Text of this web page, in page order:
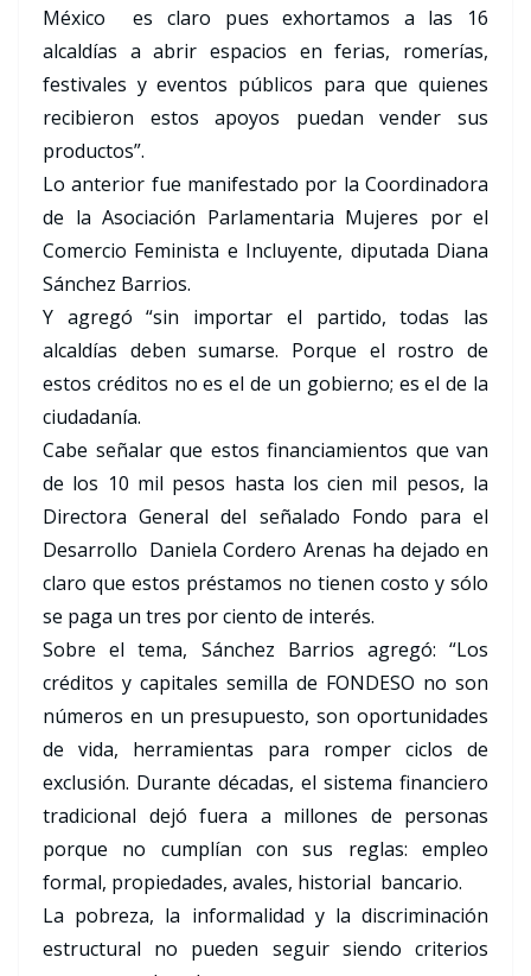
México es claro pues exhortamos a las 16
alcaldías a abrir espacios en ferias, romerías,
festivales y eventos públicos para que quienes
recibieron estos apoyos puedan vender sus
productos”.
Lo anterior fue manifestado por la Coordinadora
de la Asociación Parlamentaria Mujeres por el
Comercio Feminista e Incluyente, diputada Diana
Sánchez Barrios.
Y agregó “sin importar el partido, todas las
alcaldías deben sumarse. Porque el rostro de
estos créditos no es el de un gobierno; es el de la
ciudadanía.
Cabe señalar que estos financiamientos que van
de los 10 mil pesos hasta los cien mil pesos, la
Directora General del señalado Fondo para el
Desarrollo Daniela Cordero Arenas ha dejado en
claro que estos préstamos no tienen costo y sólo
se paga un tres por ciento de interés.
Sobre el tema, Sánchez Barrios agregó: “Los
créditos y capitales semilla de FONDESO no son
números en un presupuesto, son oportunidades
de vida, herramientas para romper ciclos de
exclusión. Durante décadas, el sistema financiero
tradicional dejó fuera a millones de personas
porque no cumplían con sus reglas: empleo
formal, propiedades, avales, historial bancario.
La pobreza, la informalidad y la discriminación
estructural no pueden seguir siendo criterios